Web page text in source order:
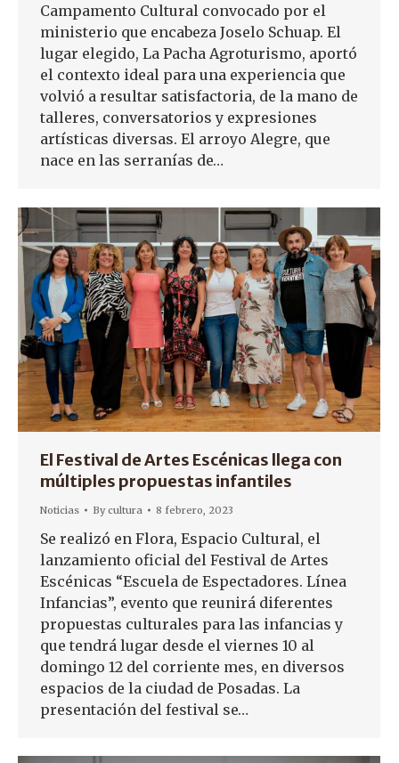
Campamento Cultural convocado por el
ministerio que encabeza Joselo Schuap. El
lugar elegido, La Pacha Agroturismo, aportó
el contexto ideal para una experiencia que
volvió a resultar satisfactoria, de la mano de
talleres, conversatorios y expresiones
artísticas diversas. El arroyo Alegre, que
nace en las serranías de…
El Festival de Artes Escénicas llega con
múltiples propuestas infantiles
Noticias Bycultura 8 febrero, 2023
Se realizó en Flora, Espacio Cultural, el
lanzamiento oficial del Festival de Artes
Escénicas “Escuela de Espectadores. Línea
Infancias”, evento que reunirá diferentes
propuestas culturales para las infancias y
que tendrá lugar desde el viernes 10 al
domingo 12 del corriente mes, en diversos
espacios de la ciudad de Posadas. La
presentación del festival se…